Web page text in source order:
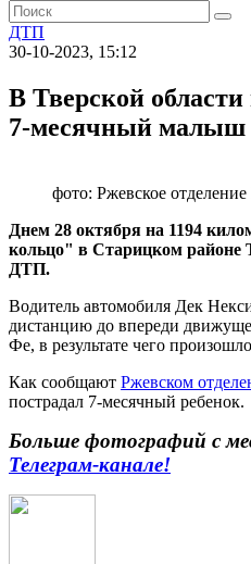
ДТП
30-10-2023, 15:12
В Тверской
7-месячный малыш
фото: Ржевское
Днем 28 октября на 1194
кольцо" в Старицком районе
ДТП.
Водитель автомобиля Дек
дистанцию до впереди
Фе, в результате чего
Как сообщают Ржевском
пострадал 7-месячный ребенок.
Больше фотографий с
Телеграм-канале!